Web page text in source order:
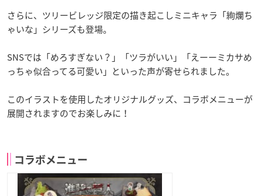
さらに、ツリービレッジ限定の描き起こしミニキャラ「絢爛ち
ゃいな」シリーズも登場。
SNSでは「めろすぎない？」「ツラがいい」「えーーミカサめ
っちゃ似合ってる可愛い」といった声が寄せられました。
このイラストを使用したオリジナルグッズ、コラボメニューが
展開されますのでお楽しみに！
コラボメニュー